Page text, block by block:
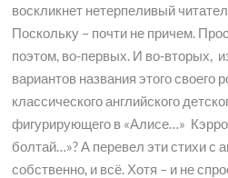
воскликнет нетерпеливый
Поскольку – почти не причем.
поэтом, во-первых. И во-вторых,
вариантов названия этого своего
классического английского
фигурирующего в «Алисе…»
болтай…»? А перевел эти стихи с
собственно, и всё. Хотя – и не